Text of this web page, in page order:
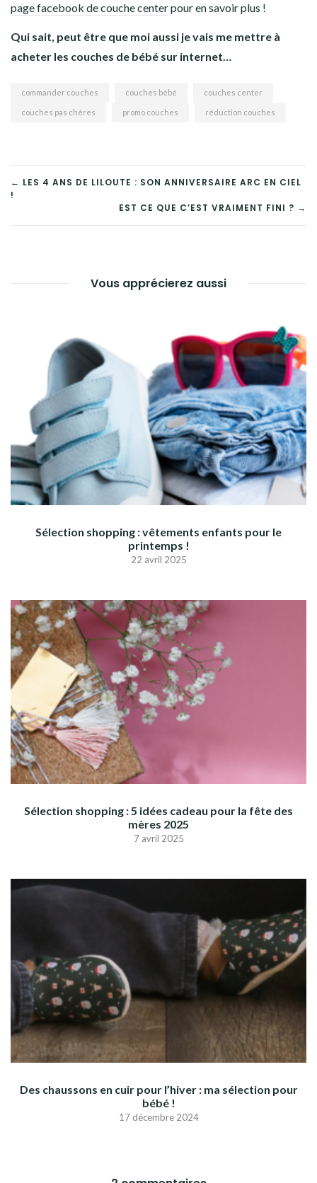
page facebook de couche centerpour en savoir plus !
Qui sait, peut être que moi aussi je vais me mettre à
acheter les couches de bébé sur internet…
commander couches couches bébé couches center
couches pas chères promo couches réduction couches
← LES 4 ANS DE LILOUTE : SON ANNIVERSAIRE ARC EN CIEL
!
EST CE QUE C’EST VRAIMENT FINI ? →
Vous apprécierez aussi
Sélection shopping : vêtements enfants pour le
printemps !
22 avril 2025
Sélection shopping : 5 idées cadeau pour la fête des
mères 2025
7 avril 2025
Des chaussons en cuir pour l’hiver : ma sélection pour
bébé !
17 décembre 2024